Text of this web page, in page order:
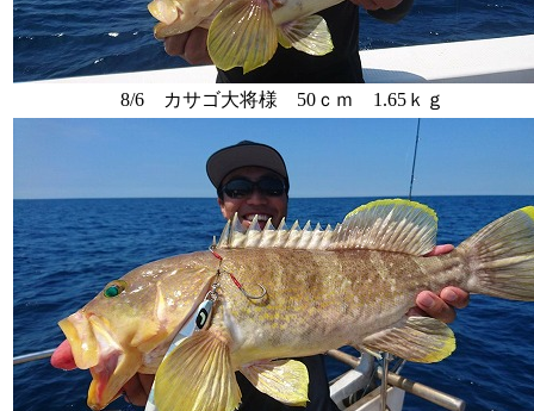
8/6 カサゴ大将様 50ｃｍ 1.65ｋｇ